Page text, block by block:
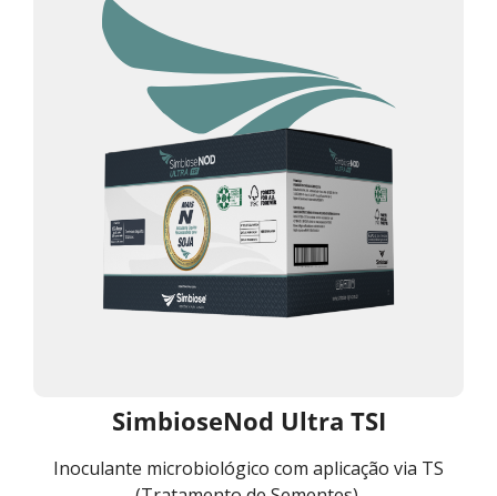
SimbioseNod Ultra TSI
Inoculante microbiológico com aplicação via TS